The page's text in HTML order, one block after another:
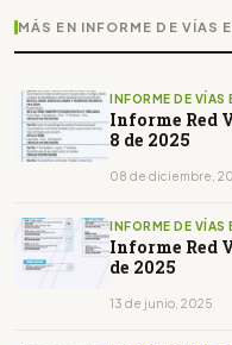
MÁS EN INFORME DE VÍAS
INFORME DE
Informe Red
8 de 2025
08 de diciembre,
INFORME DE
Informe Red
de 2025
13 de junio, 2025